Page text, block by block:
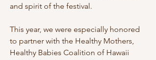
and spirit of the festival.
This year, we were especially honored
to partner with the Healthy Mothers,
Healthy Babies Coalition of Hawaii